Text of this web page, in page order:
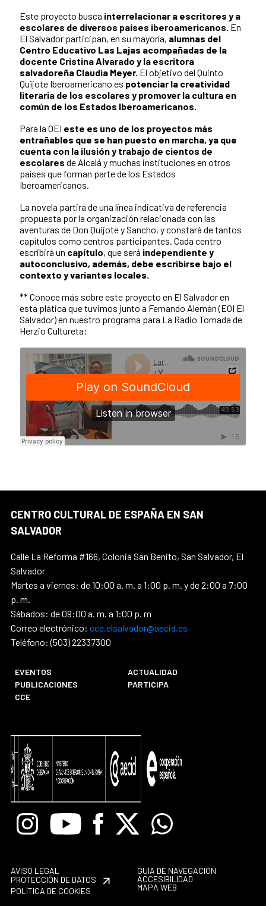
Este proyecto busca interrelacionar a escritores y a
escolares de diversos países iberoamericanos. En
El Salvador participan, en su mayoría, alumnas del
Centro Educativo Las Lajas acompañadas de la
docente Cristina Alvarado y la escritora
salvadoreña Claudia Meyer. El objetivo del Quinto
Quijote Iberoamericano es potenciar la creatividad
literaria de los escolares y promover la cultura en
común de los Estados Iberoamericanos.
Para la OEI este es uno de los proyectos más
entrañables que se han puesto en marcha, ya que
cuenta con la ilusión y trabajo de cientos de
escolares de Alcalá y muchas instituciones en otros
países que forman parte de los Estados
Iberoamericanos.
La novela partirá de una línea indicativa de referencia
propuesta por la organización relacionada con las
aventuras de Don Quijote y Sancho, y constará de tantos
capítulos como centros participantes. Cada centro
escribirá un capítulo, que será independiente y
autoconclusivo, además, debe escribirse bajo el
contexto y variantes locales.
** Conoce más sobre este proyecto en El Salvador en
esta plática que tuvimos junto a Fernando Alemán (EOI El
Salvador) en nuestro programa para La Radio Tomada de
Herzio Cultureta:
CENTRO CULTURAL DE ESPAÑA EN SAN
SALVADOR
Calle La Reforma #166, Colonia San Benito, San Salvador, El
Salvador
Martes a viernes: de 10:00 a. m. a 1:00 p. m. y de 2:00 a 7:00
p. m.
Sábados: de 09:00 a. m. a 1:00 p. m
Correo electrónico: cce.elsalvador@aecid.es
Teléfono: (503) 22337300
EVENTOS
ACTUALIDAD
PUBLICACIONES
PARTICIPA
CCE
InstagramYoutube Facebook
X Whatsapp
AVISO LEGAL
PROTECCIÓN DE DATOS
POLÍTICA DE COOKIES
GUÍA DE NAVEGACIÓN
ACCESIBILIDAD
MAPA WEB